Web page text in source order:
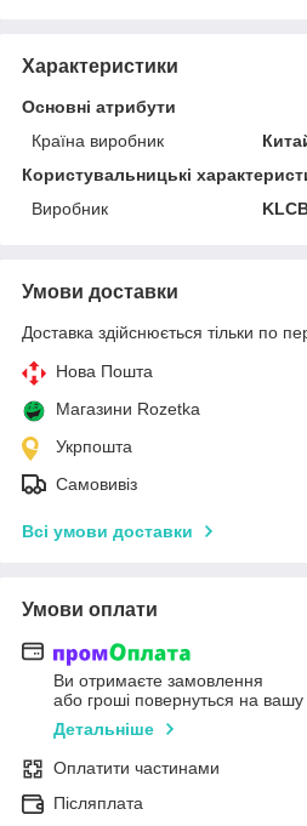
Характеристики
Основні атрибути
Країна виробник
Користувальницькі
Виробник
Умови доставки
Доставка здійснюється тільки по
Нова Пошта
Магазини Rozetka
Укрпошта
Самовивіз
Всі умови доставки
Умови оплати
Ви отримаєте замовлення
або гроші повернуться на вашу
Детальніше
Оплатити частинами
Післяплата